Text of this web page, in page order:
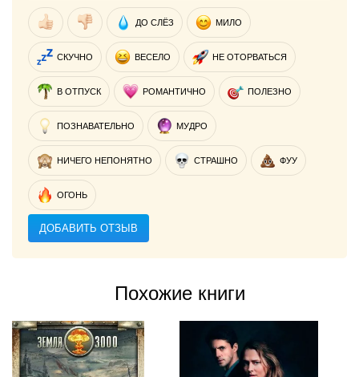
ДО СЛЁЗ МИЛО
СКУЧНО ВЕСЕЛО НЕ ОТОРВАТЬСЯ
В ОТПУСК РОМАНТИЧНО ПОЛЕЗНО
ПОЗНАВАТЕЛЬНО МУДРО
НИЧЕГО НЕПОНЯТНО СТРАШНО ФУУ
ОГОНЬ
ДОБАВИТЬ ОТЗЫВ
Похожие книги